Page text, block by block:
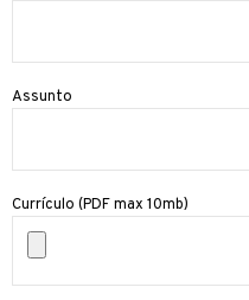
Assunto
Currículo (PDF max 10mb)